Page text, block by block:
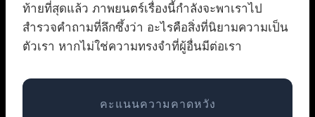
ท้ายที่สุดแล้ว ภาพยนตร์เรื่องนี้กำลังจะพาเราไป
สำรวจคำถามที่ลึกซึ้งว่า อะไรคือสิ่งที่นิยามความเป็น
ตัวเรา หากไม่ใช่ความทรงจำที่ผู้อื่นมีต่อเรา
คะแนนความคาดหวัง